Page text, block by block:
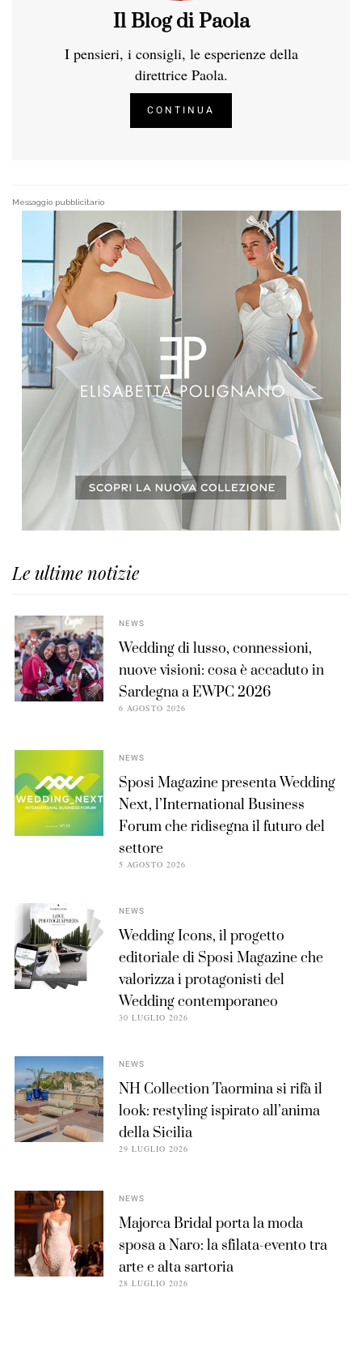
Il Blog di Paola
I pensieri, i consigli, le esperienze della
direttrice Paola.
CONTINUA
Messaggio pubblicitario
Le ultime notizie
NEWS
Wedding di lusso, connessioni,
nuove visioni: cosa è accaduto in
Sardegna a EWPC 2026
6 AGOSTO 2026
NEWS
Sposi Magazine presenta Wedding
Next, l’International Business
Forum che ridisegna il futuro del
settore
5 AGOSTO 2026
NEWS
Wedding Icons, il progetto
editoriale di Sposi Magazine che
valorizza i protagonisti del
Wedding contemporaneo
30 LUGLIO 2026
NEWS
NH Collection Taormina si rifà il
look: restyling ispirato all’anima
della Sicilia
29 LUGLIO 2026
NEWS
Majorca Bridal porta la moda
sposa a Naro: la sfilata-evento tra
arte e alta sartoria
28 LUGLIO 2026